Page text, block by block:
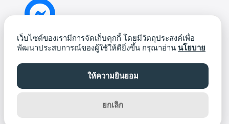
Messenger
เว็บไซต์ของเรามีการจัดเก็บคุกกี้ โดยมีวัตถุประสงค์เพื่อ
พัฒนาประสบการณ์ของผู้ใช้ให้ดียิ่งขึ้น กรุณาอ่าน นโยบาย
ให้ความยินยอม
ยกเลิก